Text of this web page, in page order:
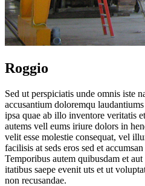
Roggio
Sed ut perspiciatis unde omnis iste
accusantium doloremqu
ipsa quae ab illo inventore veritatis
autems vell eums iriure dolors in
velit esse molestie consequat, vel
facilisis at seds eros sed et
Temporibus autem quibusdam et
itatibus saepe evenit uts et ut
non recusandae.